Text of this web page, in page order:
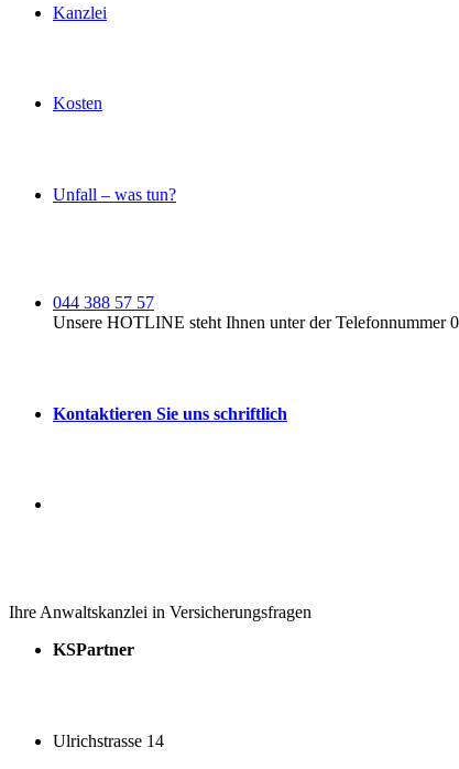
Kanzlei
Kosten
Unfall – was tun?
044 388 57 57
Unsere HOTLINE steht Ihnen unter der Telefonnummer
Kontaktieren Sie uns schriftlich
Ihre Anwaltskanzlei in Versicherungsfragen
KSPartner
Ulrichstrasse 14